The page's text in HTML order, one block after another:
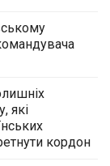
які
кордон